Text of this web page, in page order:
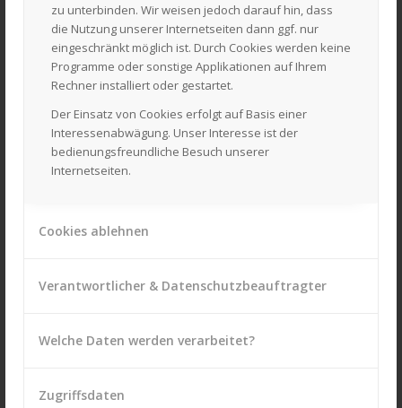
zu unterbinden. Wir weisen jedoch darauf hin, dass
die Nutzung unserer Internetseiten dann ggf. nur
eingeschränkt möglich ist. Durch Cookies werden keine
Programme oder sonstige Applikationen auf Ihrem
Rechner installiert oder gestartet.
Der Einsatz von Cookies erfolgt auf Basis einer
Interessenabwägung. Unser Interesse ist der
bedienungsfreundliche Besuch unserer
Internetseiten.
Cookies ablehnen
Verantwortlicher & Datenschutzbeauftragter
Welche Daten werden verarbeitet?
Zugriffsdaten
Telefon: 04822 – 6222 oder – 6244
Fax: 04822 – 5346
Texas-Hotline: 04822 – 950505
Obi-Hotline: 04822 – 950505
WhatsApp: 0160 – 97521378
Mail:info@laackmann.sh
Texas-Mail:texas.service@laackmann.sh
Unsere Öffnungszeiten
08:00 Uhr – 17:30 Uhr